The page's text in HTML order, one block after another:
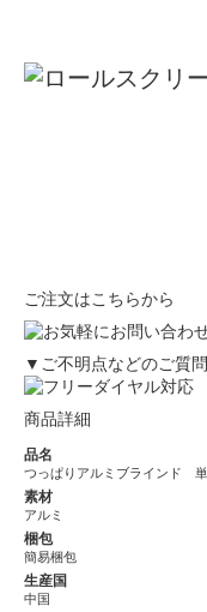
ご注文はこちらから
▼ご不明点などのご質
商品詳細
品名
つっぱりアルミブラインド
素材
アルミ
梱包
簡易梱包
生産国
中国